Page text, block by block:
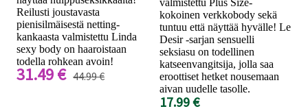
Reilusti joustavasta
pienisilmäisestä netting-
kankaasta valmistettu Linda
sexy body on haaroistaan
todella rohkean avoin!
31.49 € 44.99 €
kokoinen verkkobody sekä
tuntuu että näyttää hyvälle! Le
Desir -sarjan sensuelli
seksiasu on todellinen
katseenvangitsija, jolla saa
eroottiset hetket nousemaan
aivan uudelle tasolle.
17.99 €